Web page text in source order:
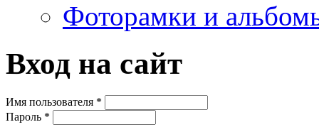
Фоторамки и
Вход на сайт
Имя пользователя *
Пароль *